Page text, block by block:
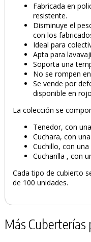
Fabricada en
resistente.
Disminuye el
con los
Ideal para
Apta para
Soporta una
No se rompen
Se vende por
disponible en
La colección se
Tenedor, con
Cuchara, con
Cuchillo, con
Cucharilla , con
Cada tipo de cubierto
de 100 unidades.
Más Cuberterías